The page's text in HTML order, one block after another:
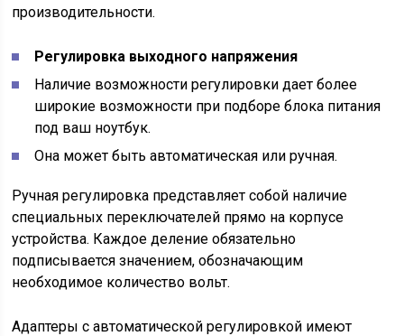
производительности.
Регулировка выходного напряжения
Наличие возможности регулировки дает более
широкие возможности при подборе блока питания
под ваш ноутбук.
Она может быть автоматическая или ручная.
Ручная регулировка представляет собой наличие
специальных переключателей прямо на корпусе
устройства. Каждое деление обязательно
подписывается значением, обозначающим
необходимое количество вольт.
Адаптеры с автоматической регулировкой имеют